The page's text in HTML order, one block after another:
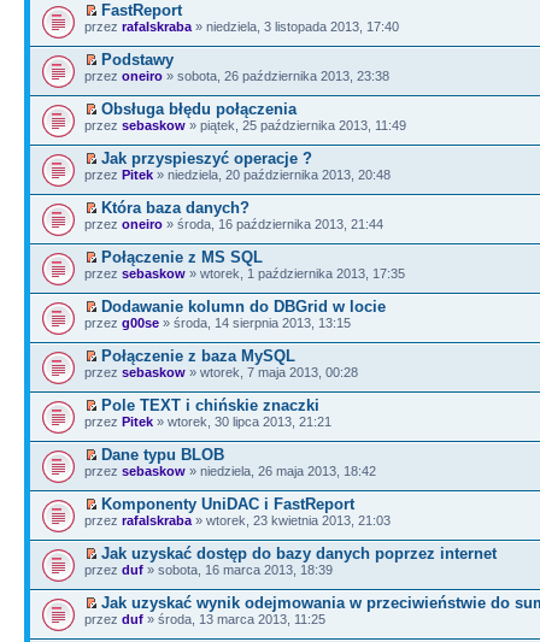
FastReport
przez rafalskraba » niedziela, 3 listopada 2013, 17:40
Podstawy
przez oneiro » sobota, 26 października 2013, 23:38
Obsługa błędu połączenia
przez sebaskow » piątek, 25 października 2013, 11:49
Jak przyspieszyć operacje ?
przez Pitek » niedziela, 20 października 2013, 20:48
Która baza danych?
przez oneiro » środa, 16 października 2013, 21:44
Połączenie z MS SQL
przez sebaskow » wtorek, 1 października 2013, 17:35
Dodawanie kolumn do DBGrid w locie
przez g00se » środa, 14 sierpnia 2013, 13:15
Połączenie z baza MySQL
przez sebaskow » wtorek, 7 maja 2013, 00:28
Pole TEXT i chińskie znaczki
przez Pitek » wtorek, 30 lipca 2013, 21:21
Dane typu BLOB
przez sebaskow » niedziela, 26 maja 2013, 18:42
Komponenty UniDAC i FastReport
przez rafalskraba » wtorek, 23 kwietnia 2013, 21:03
Jak uzyskać dostęp do bazy danych poprzez internet
przez duf » sobota, 16 marca 2013, 18:39
Jak uzyskać wynik odejmowania w przeciwieństwie do
przez duf » środa, 13 marca 2013, 11:25